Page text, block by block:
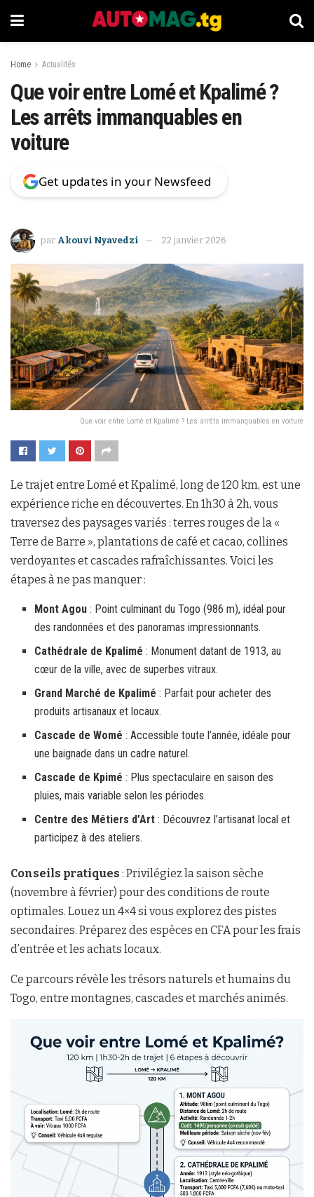
Home Actualités
Que voir entre Lomé et Kpalimé ?
Les arrêts immanquables en
voiture
Get updates in your Newsfeed
par Akouvi Nyavedzi 22 janvier 2026
Que voir entre Lomé et Kpalimé ? Les arrêts immanquables en voiture
Le trajet entre Lomé et Kpalimé, long de 120 km, est une
expérience riche en découvertes. En 1h30 à 2h, vous
traversez des paysages variés : terres rouges de la «
Terre de Barre », plantations de café et cacao, collines
verdoyantes et cascades rafraîchissantes. Voici les
étapes à ne pas manquer :
Mont Agou : Point culminant du Togo (986 m), idéal pour
des randonnées et des panoramas impressionnants.
Cathédrale de Kpalimé : Monument datant de 1913, au
cœur de la ville, avec de superbes vitraux.
Grand Marché de Kpalimé : Parfait pour acheter des
produits artisanaux et locaux.
Cascade de Womé : Accessible toute l’année, idéale pour
une baignade dans un cadre naturel.
Cascade de Kpimé : Plus spectaculaire en saison des
pluies, mais variable selon les périodes.
Centre des Métiers d’Art : Découvrez l’artisanat local et
participez à des ateliers.
Conseils pratiques : Privilégiez la saison sèche
(novembre à février) pour des conditions de route
optimales. Louez un 4×4 si vous explorez des pistes
secondaires. Préparez des espèces en CFA pour les frais
d’entrée et les achats locaux.
Ce parcours révèle les trésors naturels et humains du
Togo, entre montagnes, cascades et marchés animés.